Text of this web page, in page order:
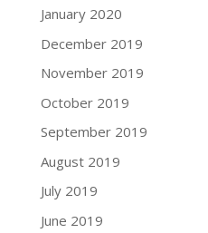
January 2020
December 2019
November 2019
October 2019
September 2019
August 2019
July 2019
June 2019